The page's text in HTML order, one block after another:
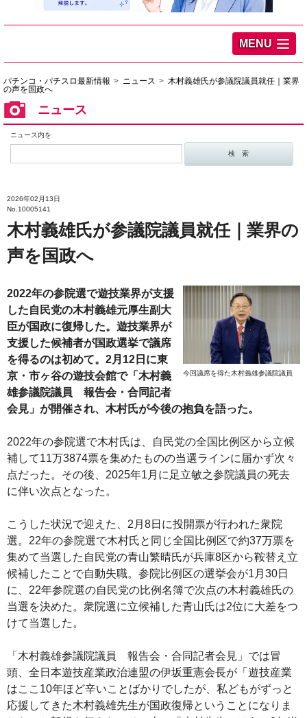
MENU
パチンコ・パチスロ最新情報 ニュース
木村義雄氏が参議院議員就任｜業界
の声を国政へ
ニュース
ニュース内を
2026年02月13日
No.10005141
木村義雄氏が参議院議員就任｜業界の
声を国政へ
今回議席を得た木村義雄参議院議員
2022年の参院選で遊技業界が支援
した自民党の木村義雄元厚生副大
臣が国政に復帰した。遊技業界が
支援した候補者が国政選挙で議席
を得るのは初めて。2月12日に東
京・市ヶ谷の遊技会館で「木村義
雄参議院議員 報告会・合同記者
会見」が開催され、木村氏が今後の抱負を語った。
2022年の参院選で木村氏は、自民党の全国比例区から立候
補して11万3874票を集めたものの当選ラインに届かず次々
点だった。その後、2025年1月に足立敏之参院議員の死去
に伴い次点となった。
こうした状況で迎えた、2月8日に投開票が行われた衆院
選。22年の参院選で木村氏と同じ全国比例区で約37万票を
集めて当選した自民党の青山繁晴氏が兵庫8区から鞍替え立
候補したことで自動失職。参院比例区の選挙会が1月30日
に、22年参院選の自民党の比例名簿で次点の木村義雄氏の
当選を決めた。衆院選に立候補した青山氏は2位に大差をつ
けて当選した。
「木村義雄参議院議員 報告会・合同記者会見」では冒
頭、全日本遊技産業政治連盟の伊坂重憲会長が「遊技産業
はここ10年ほど辛いことばかりでしたが、私どもがずっと
応援してきた木村義雄先生が国政復帰ということになりま